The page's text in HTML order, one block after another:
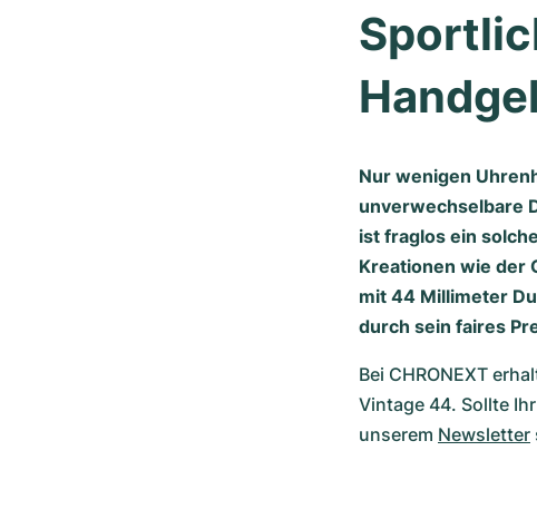
Nur wenigen
unverwechselbare
ist fraglos ein
Kreationen wie der
mit 44 Millimeter
durch sein faires
Bei CHRONEXT
Vintage 44. Sollte
unserem Newsletter